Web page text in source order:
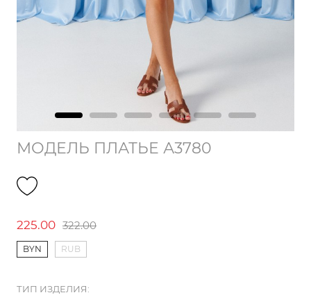
МОДЕЛЬ ПЛАТЬЕ А3780
225.00 322.00
BYN RUB
ТИП ИЗДЕЛИЯ: